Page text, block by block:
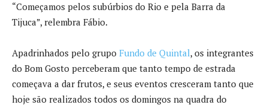
“Começamos pelos subúrbios do Rio e pela Barra da
Tijuca”, relembra Fábio.
Apadrinhados pelo grupo Fundo de Quintal, os integrantes
do Bom Gosto perceberam que tanto tempo de estrada
começava a dar frutos, e seus eventos cresceram tanto que
hoje são realizados todos os domingos na quadra do